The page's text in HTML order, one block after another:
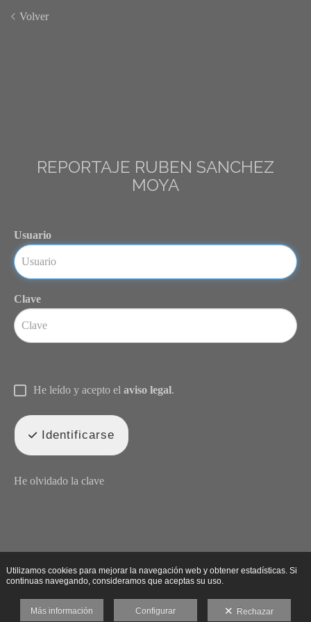
Volver
REPORTAJE RUBEN SANCHEZ
MOYA
Usuario
Clave
He leído y acepto el aviso legal.
Identificarse
He olvidado la clave
Utilizamos cookies para mejorar la navegación web y obtener estadísticas. Si
continuas navegando, consideramos que aceptas su uso.
Más información Configurar Rechazar